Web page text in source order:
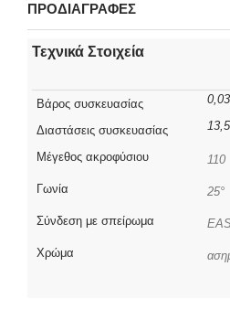
ΠΡΟΔΙΑΓΡΑΦΕΣ
Τεχνικά Στοιχεία
Βάρος συσκευασίας
Διαστάσεις συσκευασίας
Μέγεθος ακροφύσιου 110
Γωνία 25°
Σύνδεση με σπείρωμα
Χρώμα